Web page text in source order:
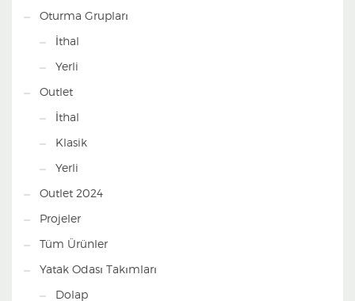
Oturma Grupları
İthal
Yerli
Outlet
İthal
Klasik
Yerli
Outlet 2024
Projeler
Tüm Ürünler
Yatak Odası Takımları
Dolap